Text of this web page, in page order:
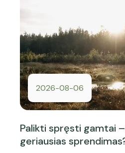
2026-08-06
Palikti spręsti gamtai
geriausias